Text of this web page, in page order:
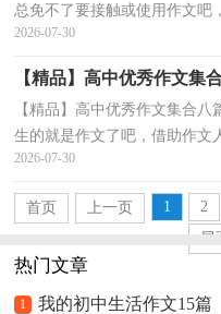
总免不了要接触或使用作文吧
渡，即从经过压缩的简要的、
2026-07-30
【精品】高中优秀作文集
【精品】高中优秀作文集合
生的就是作文了吧，借助作文
情、传递知识信息。一篇什么
2026-07-30
首页 上一页 1 2
尾
热门文章
1 我的初中生活作文15篇